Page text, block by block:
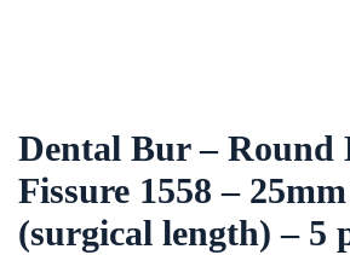
Dental Bur – Round
Fissure 1558 –
(surgical length) – 5